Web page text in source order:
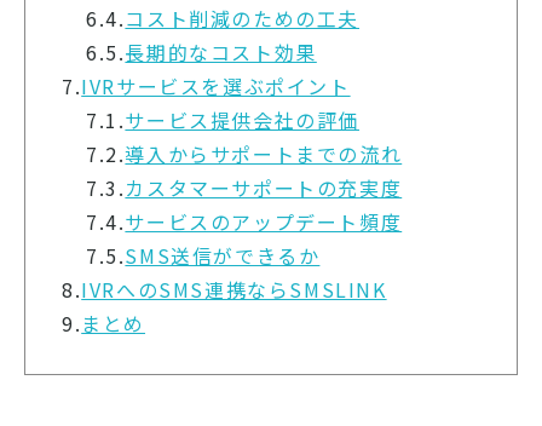
6.4.コスト削減のための工夫
6.5.長期的なコスト効果
7.IVRサービスを選ぶポイント
7.1.サービス提供会社の評価
7.2.導入からサポートまでの流れ
7.3.カスタマーサポートの充実度
7.4.サービスのアップデート頻度
7.5.SMS送信ができるか
8.IVRへのSMS連携ならSMSLINK
9. まとめ